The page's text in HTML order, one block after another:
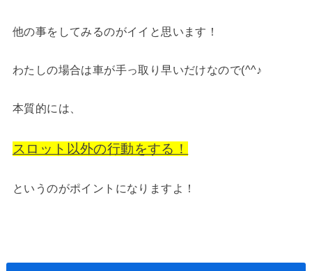
他の事をしてみるのがイイと思います！
わたしの場合は車が手っ取り早いだけなので(^^♪
本質的には、
スロット以外の行動をする！
というのがポイントになりますよ！